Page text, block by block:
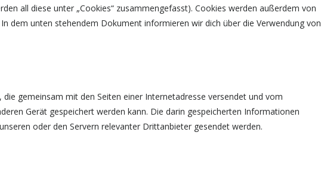
all diese unter „Cookies“ zusammengefasst). Cookies werden außerdem von
dem unten stehendem Dokument informieren wir dich über die Verwendung von
die gemeinsam mit den Seiten einer Internetadresse versendet und vom
Gerät gespeichert werden kann. Die darin gespeicherten Informationen
oder den Servern relevanter Drittanbieter gesendet werden.